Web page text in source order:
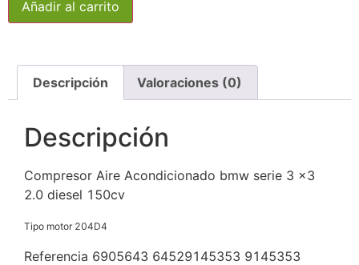
Añadir al carrito
Descripción Valoraciones (0)
Descripción
Compresor Aire Acondicionado bmw serie 3 x3
2.0 diesel 150cv
Tipo motor 204D4
Referencia 6905643 64529145353 9145353